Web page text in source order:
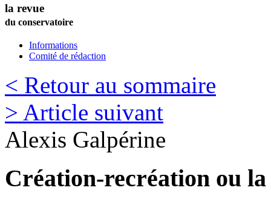
la revue
du conservatoire
Informations
Comité de rédaction
< Retour au sommaire
> Article suivant
Alexis Galpérine
Création-recréation ou